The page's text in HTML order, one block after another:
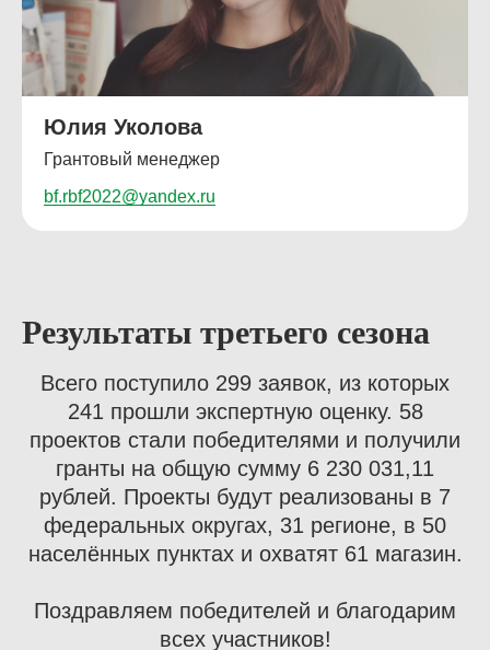
Юлия Уколова
Грантовый менеджер
bf.rbf2022@yandex.ru
Результаты третьего сезона
Всего поступило 299 заявок, из которых
241 прошли экспертную оценку. 58
проектов стали победителями и получили
гранты на общую сумму 6 230 031,11
рублей. Проекты будут реализованы в 7
федеральных округах, 31 регионе, в 50
населённых пунктах и охватят 61 магазин.
Поздравляем победителей и благодарим
всех участников!